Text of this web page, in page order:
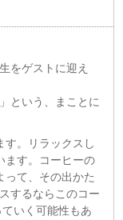
をゲストに迎え
」という、まことに
す。リラックスし
ます。コーヒーの
って、その出かた
するならこのコー
いく可能性もあ